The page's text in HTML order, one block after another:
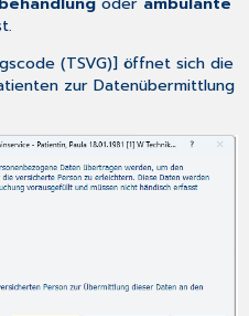
(TSVG)] öffnet sich die
zur Datenübermittlung